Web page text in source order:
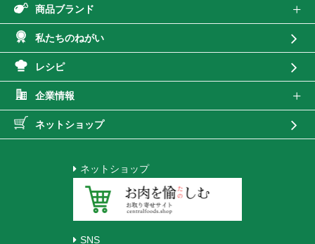
商品ブランド
私たちのねがい
レシピ
企業情報
ネットショップ
ネットショップ
SNS